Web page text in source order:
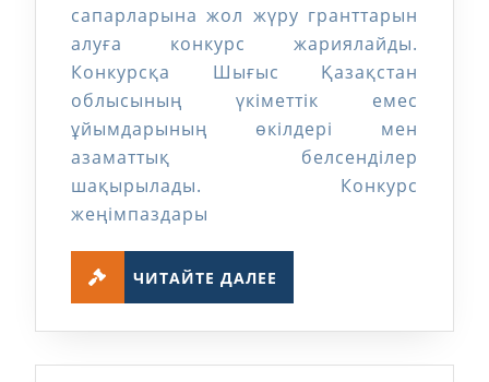
сапарларына жол жүру гранттарын
алуға конкурс жариялайды.
Конкурсқа Шығыс Қазақстан
облысының үкіметтік емес
ұйымдарының өкілдері мен
азаматтық белсенділер
шақырылады. Конкурс
жеңімпаздары
ЧИТАЙТЕ ДАЛЕЕ